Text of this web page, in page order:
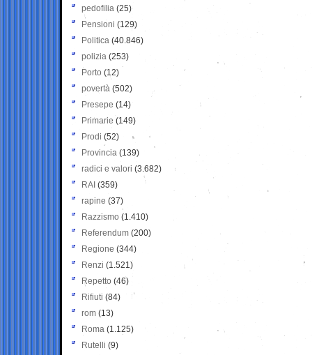
pedofilia (25)
Pensioni (129)
Politica (40.846)
polizia (253)
Porto (12)
povertà (502)
Presepe (14)
Primarie (149)
Prodi (52)
Provincia (139)
radici e valori (3.682)
RAI (359)
rapine (37)
Razzismo (1.410)
Referendum (200)
Regione (344)
Renzi (1.521)
Repetto (46)
Rifiuti (84)
rom (13)
Roma (1.125)
Rutelli (9)